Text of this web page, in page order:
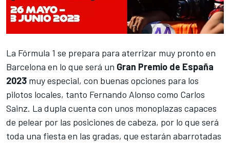
La Fórmula 1 se prepara para aterrizar muy pronto en
Barcelona en lo que será un Gran Premio de España
2023 muy especial, con buenas opciones para los
pilotos locales, tanto Fernando Alonso como Carlos
Sainz. La dupla cuenta con unos monoplazas capaces
de pelear por las posiciones de cabeza, por lo que será
toda una fiesta en las gradas, que estarán abarrotadas